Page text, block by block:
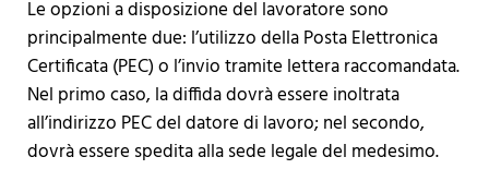
Le opzioni a disposizione del lavoratore sono
principalmente due: l’utilizzo della Posta Elettronica
Certificata (PEC) o l’invio tramite lettera raccomandata.
Nel primo caso, la diffida dovrà essere inoltrata
all’indirizzo PEC del datore di lavoro; nel secondo,
dovrà essere spedita alla sede legale del medesimo.